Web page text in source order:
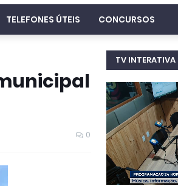
TELEFONES ÚTEIS CONCURSOS
0
TV INTERATIVA